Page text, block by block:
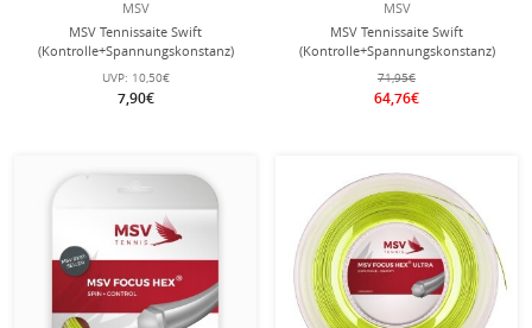
MSV
MSV Tennissaite Swift
(Kontrolle+Spannungskonstanz)
weiss 12m Set
UVP: 10,50€
7,90€
MSV
MSV Tennissaite Swift
(Kontrolle+Spannungskonstanz)
weiss 200m Rolle
71,95€
64,76€